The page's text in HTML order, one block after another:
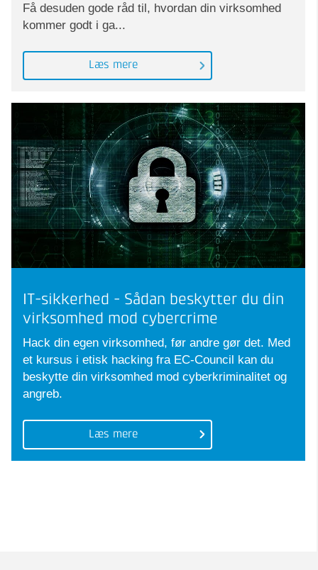
Få desuden gode råd til, hvordan din virksomhed
kommer godt i ga...
Læs mere
IT-sikkerhed - Sådan beskytter du din
virksomhed mod cybercrime
Hack din egen virksomhed, før andre gør det. Med
et kursus i etisk hacking fra EC-Council kan du
beskytte din virksomhed mod cyberkriminalitet og
angreb.
Læs mere